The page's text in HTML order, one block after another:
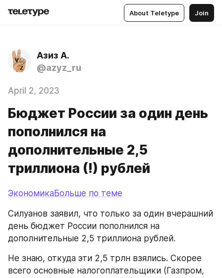
About Teletype Join
Азиз А.
@azyz_ru
April 2, 2023
Бюджет России за один день
пополнился на
дополнительные 2,5
триллиона (!) рублей
ЭкономикаБольше по теме
Силуанов заявил, что только за один вчерашний
день бюджет России пополнился на
дополнительные 2,5 триллиона рублей.
Не знаю, откуда эти 2,5 трлн взялись. Скорее
всего основные налогоплательщики (Газпром,